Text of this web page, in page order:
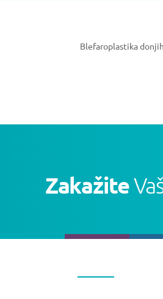
Blefaroplastika
Zakažite